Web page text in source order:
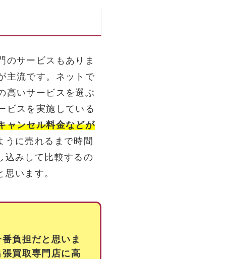
のサービスもありま
主流です。ネットで
高いサービスを選ぶ
ビスを実施している
ャンセル料金などが
うに売れるまで時間
込みして比較するの
います。
負担だと思いま
買取専門店に高